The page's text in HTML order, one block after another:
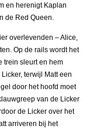
en herenigt Kaplan
de Red Queen.
overlevenden – Alice,
Op de rails wordt het
trein sleurt en hem
terwijl Matt een
door het hoofd moet
van de Licker
de Licker over het
arriveren bij het